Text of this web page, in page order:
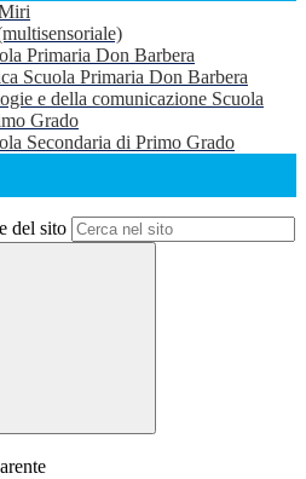
Primaria Don Barbera
Scuola Primaria Don Barbera
e della comunicazione Scuola
Grado
Secondaria di Primo Grado
del sito